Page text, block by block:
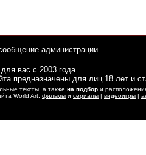
администрации
вас с 2003 года.
предназначены для лиц 18 лет и
тексты, а также на подбор и
World Art: фильмы и сериалы | видеоигры |